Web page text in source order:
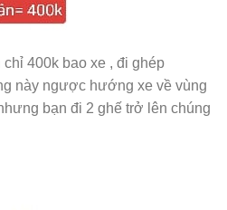
400k bao xe , đi ghép
này ngược hướng xe về vùng
bạn đi 2 ghế trở lên chúng